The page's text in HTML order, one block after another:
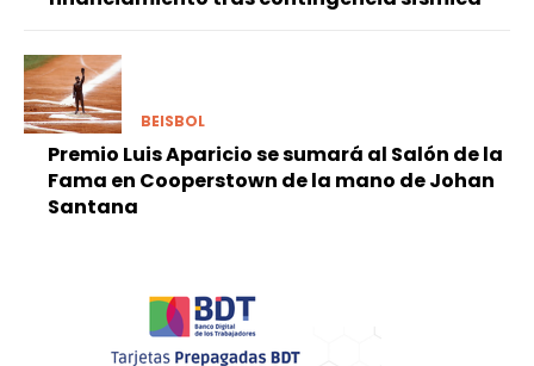
BEISBOL
Premio Luis Aparicio se sumará al Salón de la
Fama en Cooperstown de la mano de Johan
Santana